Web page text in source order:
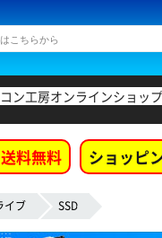
ン工房オンラインショッ
送料無料 ショッピ
イブ SSD